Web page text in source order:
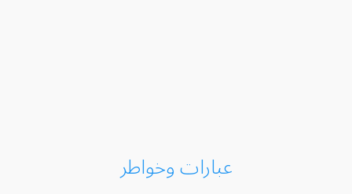
عبارات وخواطر